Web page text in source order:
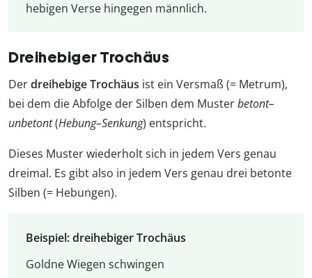
hebigen Verse hingegen männlich.
Dreihebiger Trochäus
Derdreihebige Trochäus ist ein Versmaß (= Metrum),
bei dem die Abfolge der Silben dem Musterbetont–
unbetont(Hebung–Senkung) entspricht.
Dieses Muster wiederholt sich in jedem Vers genau
dreimal. Es gibt also in jedem Vers genau drei betonte
Silben (= Hebungen).
Beispiel: dreihebiger Trochäus
Goldne Wiegen schwingen